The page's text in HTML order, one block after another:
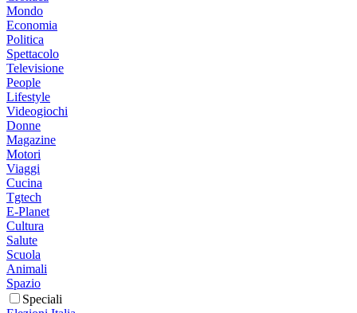
Mondo
Economia
Politica
Spettacolo
Televisione
People
Lifestyle
Videogiochi
Donne
Magazine
Motori
Viaggi
Cucina
Tgtech
E-Planet
Cultura
Salute
Scuola
Animali
Spazio
Speciali